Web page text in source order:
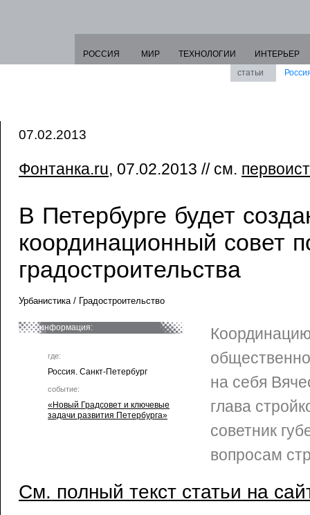
РОССИЯ МИР ТЕХНОЛОГИИ
ИНТЕРЬЕР
статьи
07.02.2013
Фонтанка.ru, 07.02.2013 // см.
В Петербурге будет
координационный совет
градостроительства
Урбанистика / Градостроительство
информация:
где:
Россия. Санкт-Петербург
событие:
«Новый Градсовет и ключевые
задачи развития Петербурга»
на себя
глава
советник
вопросам
См. полный текст статьи на